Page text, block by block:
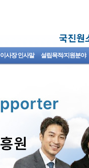
이사장 인사말 설립목적/지원분야